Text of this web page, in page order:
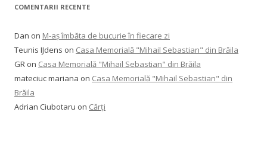
COMENTARII RECENTE
Dan on M-aș îmbăta de bucurie în fiecare zi
Teunis IJdens on Casa Memorială "Mihail Sebastian" din Brăila
GR on Casa Memorială "Mihail Sebastian" din Brăila
mateciuc mariana on Casa Memorială "Mihail Sebastian" din
Brăila
Adrian Ciubotaru on Cărți